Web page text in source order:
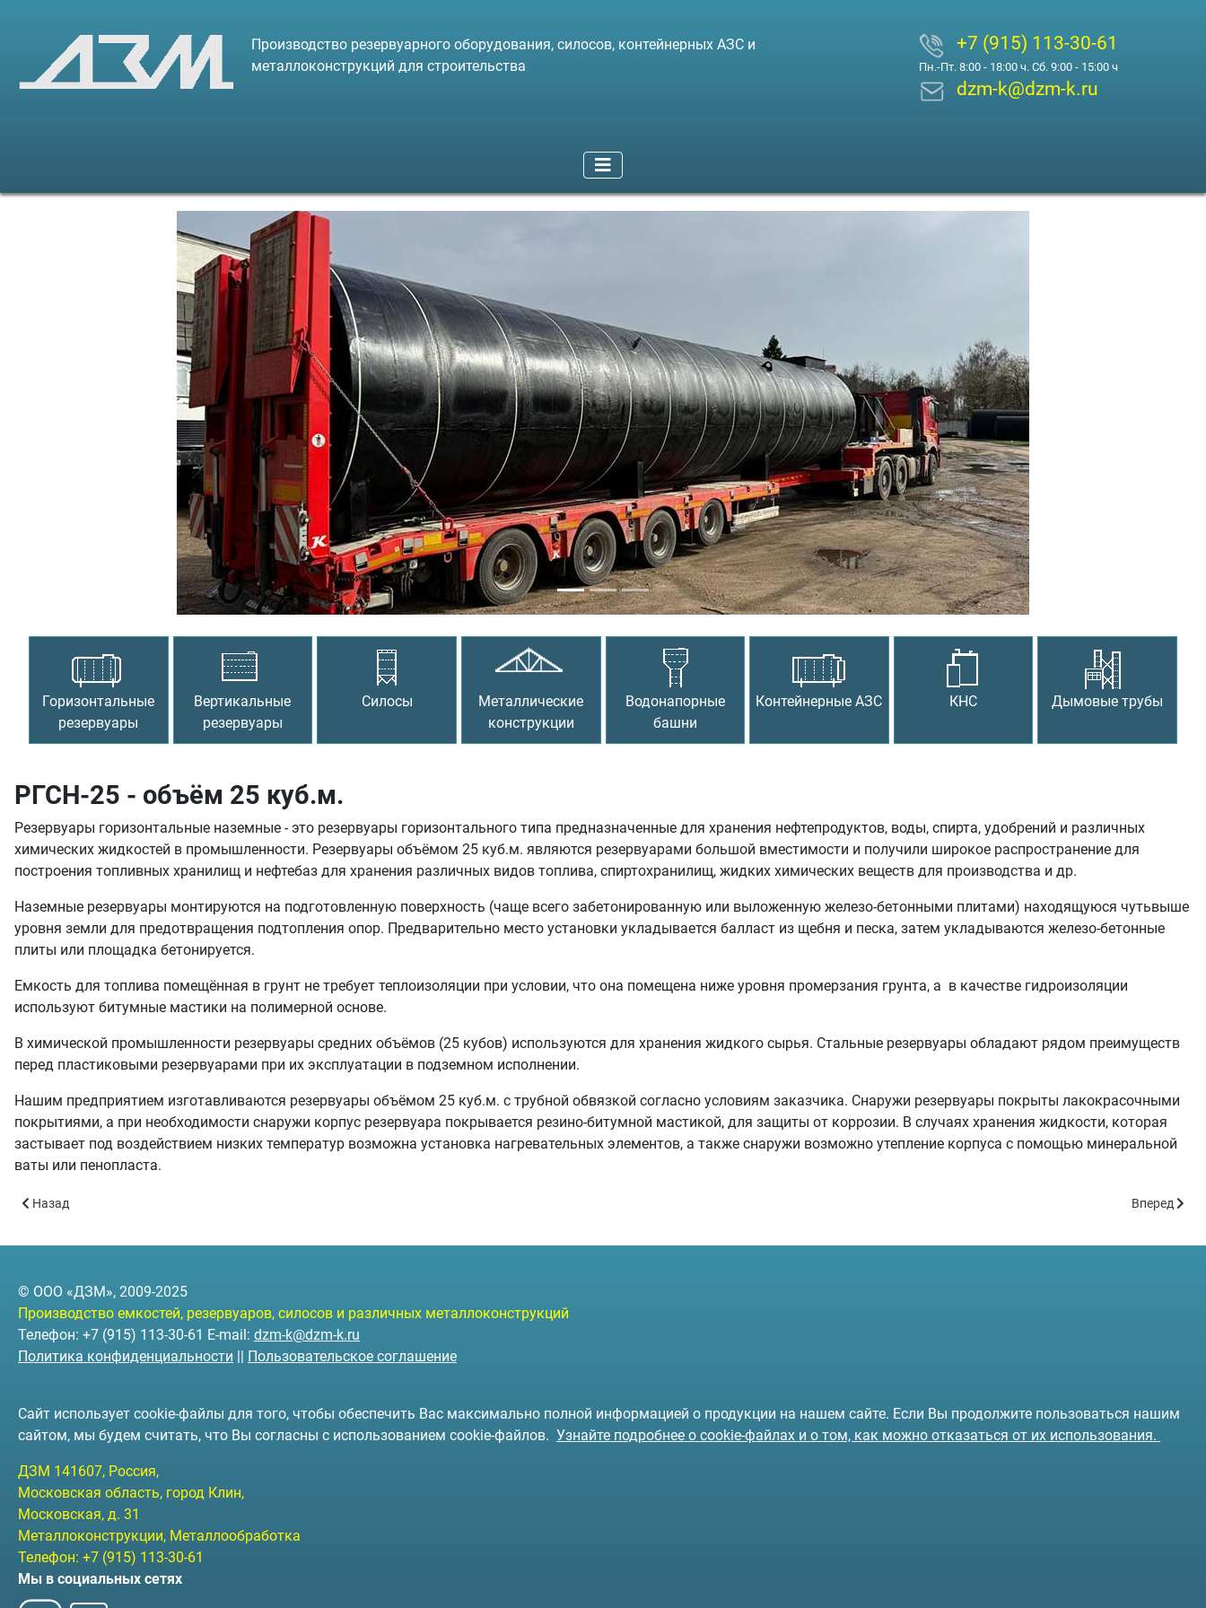
Производство резервуарного оборудования, силосов, контейнерных АЗС и
металлоконструкций для строительства
+7 (915) 113-30-61
Пн.-Пт. 8:00 - 18:00 ч. Сб. 9:00 - 15:00 ч
dzm-k@dzm-k.ru
Предыдущий
Горизонтальные
резервуары
Вертикальные
резервуары
Силосы
Металлические
конструкции
Водонапорные
башни
Контейнерные АЗС КНС Дымовые трубы
РГСН-25 - объём 25 куб.м.
Резервуары горизонтальные наземные - это резервуары горизонтального типа предназначенные для хранения нефтепродуктов, воды, спирта, удобрений и различных
химических жидкостей в промышленности. Резервуары объёмом 25 куб.м. являются резервуарами большой вместимости и получили широкое распространение для
построения топливных хранилищ и нефтебаз для хранения различных видов топлива, спиртохранилищ, жидких химических веществ для производства и др.
Наземные резервуары монтируются на подготовленную поверхность (чаще всего забетонированную или выложенную железо-бетонными плитами) находящуюся чутьвыше
уровня земли для предотвращения подтопления опор. Предварительно место установки укладывается балласт из щебня и песка, затем укладываются железо-бетонные
плиты или площадка бетонируется.
Емкость для топлива помещённая в грунт не требует теплоизоляции при условии, что она помещена ниже уровня промерзания грунта, а в качестве гидроизоляции
используют битумные мастики на полимерной основе.
В химической промышленности резервуары средних объёмов (25 кубов) используются для хранения жидкого сырья. Стальные резервуары обладают рядом преимуществ
перед пластиковыми резервуарами при их эксплуатации в подземном исполнении.
Нашим предприятием изготавливаются резервуары объёмом 25 куб.м. с трубной обвязкой согласно условиям заказчика. Снаружи резервуары покрыты лакокрасочными
покрытиями, а при необходимости снаружи корпус резервуара покрывается резино-битумной мастикой, для защиты от коррозии. В случаях хранения жидкости, которая
застывает под воздействием низких температур возможна установка нагревательных элементов, а также снаружи возможно утепление корпуса с помощью минеральной
ваты или пенопласта.
Предыдущий: РГСН-10 - объём 10 куб.м.
Назад Следующий:
Вперед
© ООО «ДЗМ», 2009-2025
Производство емкостей, резервуаров, силосов и различных металлоконструкций
Телефон: +7 (915) 113-30-61 E-mail: dzm-k@dzm-k.ru
Политика конфиденциальности || Пользовательское соглашение
Сайт использует cookie-файлы для того, чтобы обеспечить Вас максимально полной информацией о продукции на нашем сайте. Если Вы продолжите пользоваться нашим
сайтом, мы будем считать, что Вы согласны с использованием cookie-файлов. Узнайте подробнее о cookie-файлах и о том, как можно отказаться от их использования.
ДЗМ 141607, Россия,
Московская область, город Клин,
Московская, д. 31
Металлоконструкции, Металлообработка
Телефон: +7 (915) 113-30-61
Мы в социальных сетях